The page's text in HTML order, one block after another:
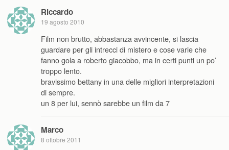
Riccardo
19 agosto 2010
Film non brutto, abbastanza avvincente, si lascia
guardare per gli intrecci di mistero e cose varie che
fanno gola a roberto giacobbo, ma in certi punti un po’
troppo lento.
bravissimo bettany in una delle migliori interpretazioni
di sempre.
un 8 per lui, sennò sarebbe un film da 7
Marco
8 ottobre 2011